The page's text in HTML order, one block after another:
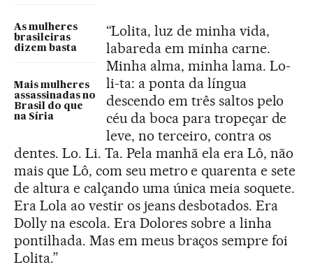
As mulheres
brasileiras
dizem basta
Mais mulheres
assassinadas no
Brasil do que
na Síria
“Lolita, luz de minha vida,
labareda em minha carne.
Minha alma, minha lama. Lo-
li-ta: a ponta da língua
descendo em três saltos pelo
céu da boca para tropeçar de
leve, no terceiro, contra os
dentes. Lo. Li. Ta. Pela manhã ela era Lô, não
mais que Lô, com seu metro e quarenta e sete
de altura e calçando uma única meia soquete.
Era Lola ao vestir os jeans desbotados. Era
Dolly na escola. Era Dolores sobre a linha
pontilhada. Mas em meus braços sempre foi
Lolita.”